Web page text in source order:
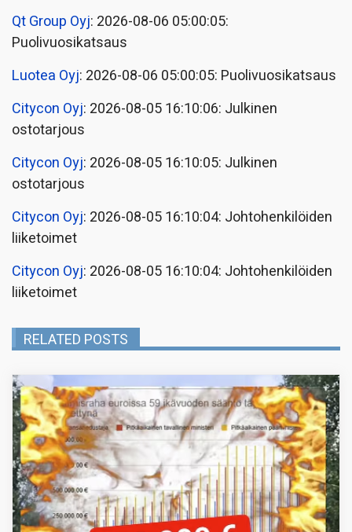
Qt Group Oyj: 2026-08-06 05:00:05:
Puolivuosikatsaus
Luotea Oyj: 2026-08-06 05:00:05: Puolivuosikatsaus
Citycon Oyj: 2026-08-05 16:10:06: Julkinen
ostotarjous
Citycon Oyj: 2026-08-05 16:10:05: Julkinen
ostotarjous
Citycon Oyj: 2026-08-05 16:10:04: Johtohenkilöiden
liiketoimet
Citycon Oyj: 2026-08-05 16:10:04: Johtohenkilöiden
liiketoimet
RELATED POSTS